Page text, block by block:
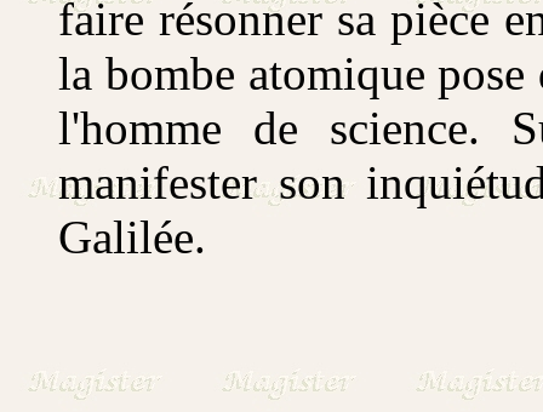
faire résonner sa pièce
la bombe atomique
l'homme de science.
manifester son
Galilée.